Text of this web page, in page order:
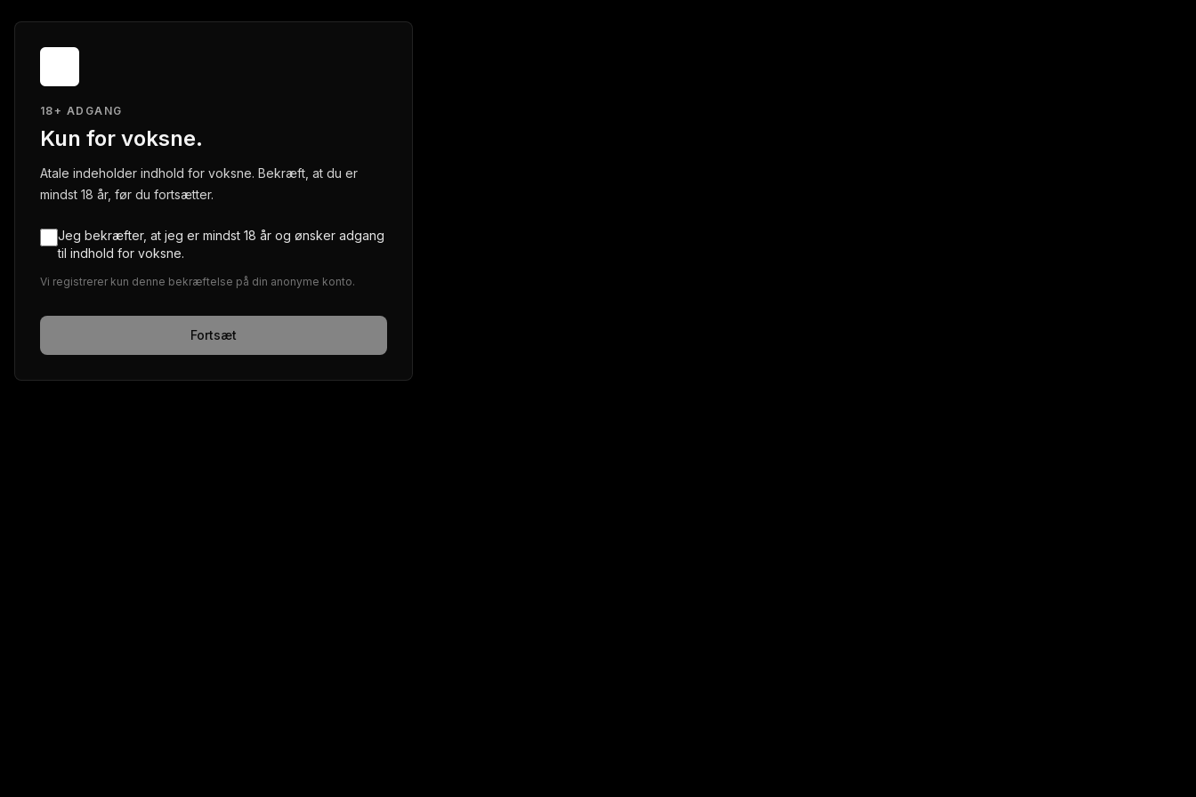
18+ ADGANG
Kun for voksne.
Atale indeholder indhold for voksne. Bekræft, at du er
mindst 18 år, før du fortsætter.
Jeg bekræfter, at jeg er mindst 18 år og ønsker adgang
til indhold for voksne.
Vi registrerer kun denne bekræftelse på din anonyme konto.
Fortsæt